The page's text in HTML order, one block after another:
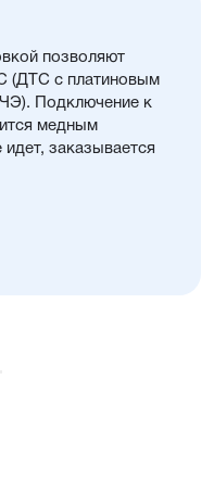
позволяют
(ДТС с платиновым
Подключение к
медным
заказывается